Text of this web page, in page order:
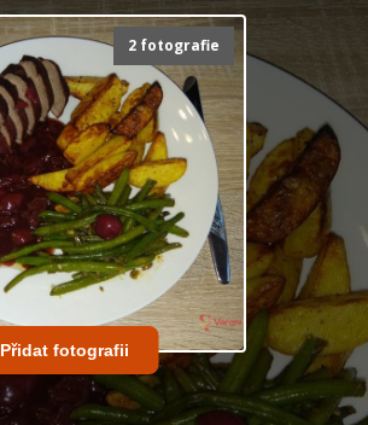
2 fotografie
Přidat fotografii